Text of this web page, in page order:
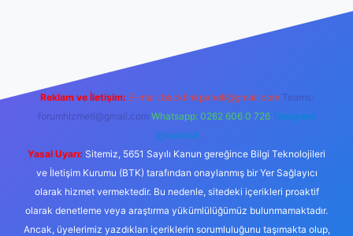
Reklam ve İletişim: E-mail: backlinkpaneli@gmail.com Teams:
forumhizmeti@gmail.com Whatsapp: 0262 606 0 726 Telegram:
@karabul
Yasal Uyarı: Sitemiz, 5651 Sayılı Kanun gereğince Bilgi Teknolojileri
ve İletişim Kurumu (BTK) tarafından onaylanmış bir Yer Sağlayıcı
olarak hizmet vermektedir. Bu nedenle, sitedeki içerikleri proaktif
olarak denetleme veya araştırma yükümlülüğümüz bulunmamaktadır.
Ancak, üyelerimiz yazdıkları içeriklerin sorumluluğunu taşımakta olup,